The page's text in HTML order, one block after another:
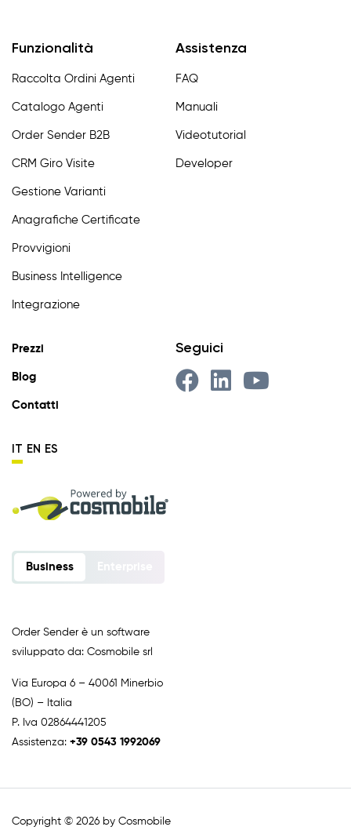
Business
Order Sender è un software
sviluppato da: Cosmobile srl
Via Europa 6 – 40061 Minerbio
(BO) – Italia
P. Iva 02864441205
Assistenza: +39 0543 1992069
Funzionalità
Raccolta Ordini Agenti
Catalogo Agenti
Order Sender B2B
CRM Giro Visite
Gestione Varianti
Anagrafiche Certificate
Provvigioni
Business Intelligence
Integrazione
Assistenza
FAQ
Manuali
Videotutorial
Developer
Prezzi
Blog
Contatti
IT EN ES
Seguici
Copyright © 2026 by Cosmobile